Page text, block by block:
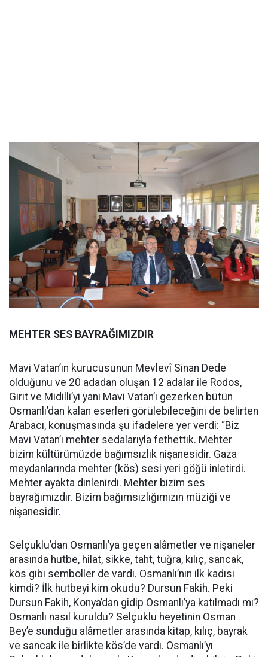
MEHTER SES BAYRAĞIMIZDIR
Mavi Vatan’ın kurucusunun Mevlevî Sinan Dede
olduğunu ve 20 adadan oluşan 12 adalar ile Rodos,
Girit ve Midilli’yi yani Mavi Vatan’ı gezerken bütün
Osmanlı’dan kalan eserleri görülebileceğini de belirten
Arabacı, konuşmasında şu ifadelere yer verdi: “Biz
Mavi Vatan’ı mehter sedalarıyla fethettik. Mehter
bizim kültürümüzde bağımsızlık nişanesidir. Gaza
meydanlarında mehter (kös) sesi yeri göğü inletirdi.
Mehter ayakta dinlenirdi. Mehter bizim ses
bayrağımızdır. Bizim bağımsızlığımızın müziği ve
nişanesidir.
Selçuklu’dan Osmanlı’ya geçen alâmetler ve nişaneler
arasında hutbe, hilat, sikke, taht, tuğra, kılıç, sancak,
kös gibi semboller de vardı. Osmanlı’nın ilk kadısı
kimdi? İlk hutbeyi kim okudu? Dursun Fakih. Peki
Dursun Fakih, Konya’dan gidip Osmanlı’ya katılmadı mı?
Osmanlı nasıl kuruldu? Selçuklu heyetinin Osman
Bey’e sunduğu alâmetler arasında kitap, kılıç, bayrak
ve sancak ile birlikte kös’de vardı. Osmanlı’yı